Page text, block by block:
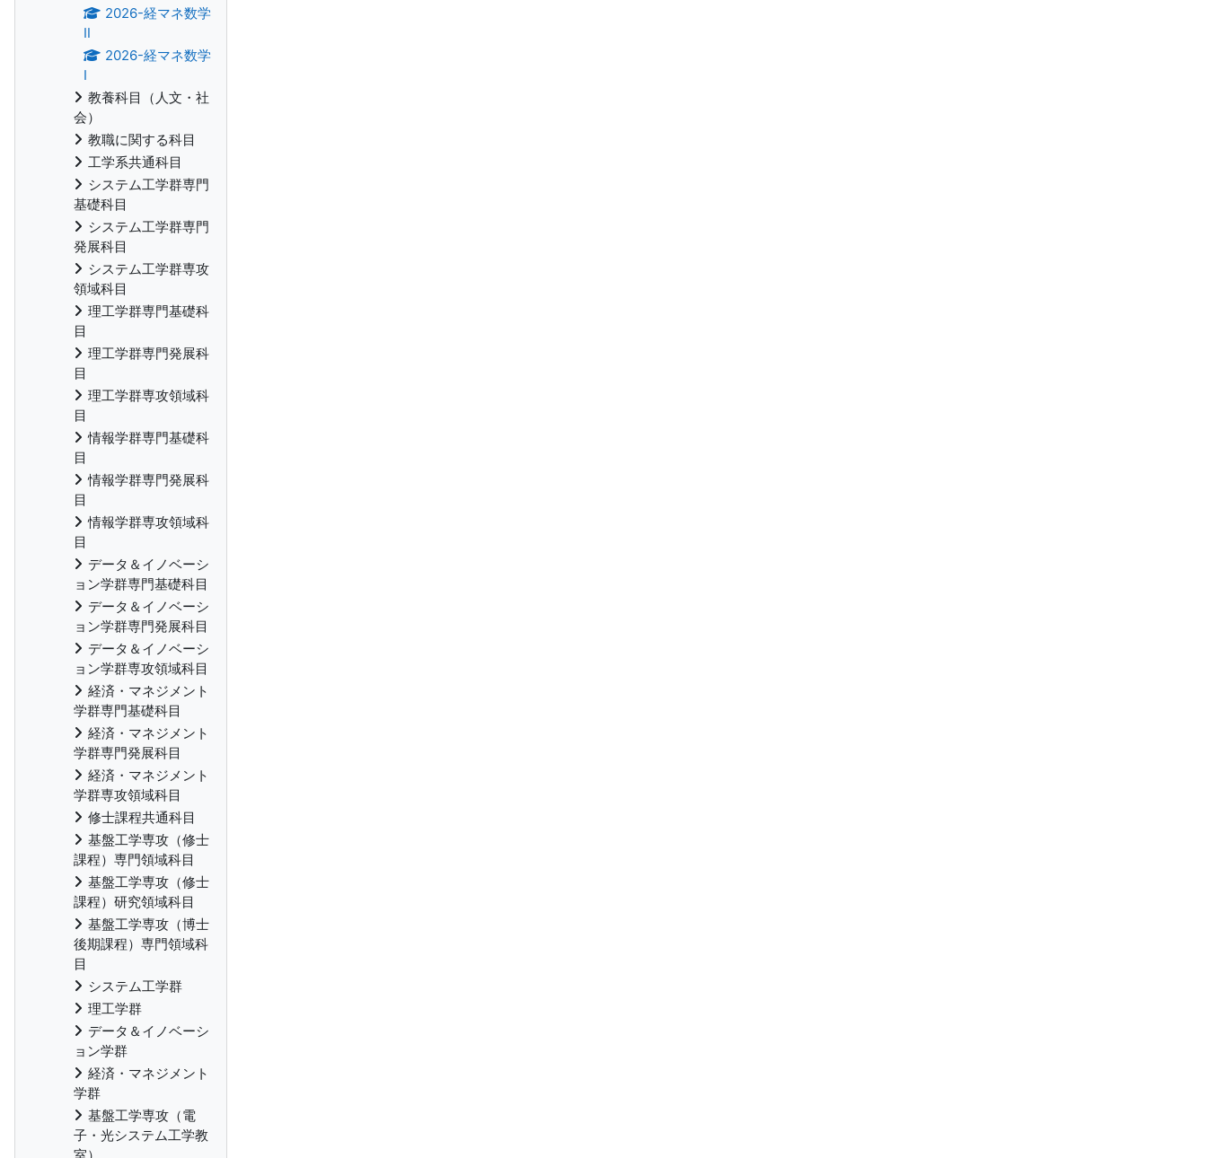
2026-経マネ数学
Ⅱ
2026-経マネ数学
Ⅰ
教養科目（人文・社
会）
教職に関する科目
工学系共通科目
システム工学群専門
基礎科目
システム工学群専門
発展科目
システム工学群専攻
領域科目
理工学群専門基礎科
目
理工学群専門発展科
目
理工学群専攻領域科
目
情報学群専門基礎科
目
情報学群専門発展科
目
情報学群専攻領域科
目
データ＆イノベーシ
ョン学群専門基礎科目
データ＆イノベーシ
ョン学群専門発展科目
データ＆イノベーシ
ョン学群専攻領域科目
経済・マネジメント
学群専門基礎科目
経済・マネジメント
学群専門発展科目
経済・マネジメント
学群専攻領域科目
修士課程共通科目
基盤工学専攻（修士
課程）専門領域科目
基盤工学専攻（修士
課程）研究領域科目
基盤工学専攻（博士
後期課程）専門領域科
目
システム工学群
理工学群
データ＆イノベーシ
ョン学群
経済・マネジメント
学群
基盤工学専攻（電
子・光システム工学教